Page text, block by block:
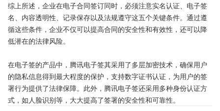
综上所述，企业在电子合同签订同时，必须注意实名认证、电子签
名、内容透明性、记录保存以及法规遵守这五个关键条件。通过遵
循这些条件，企业不仅可以提高合同的安全性和有效性，还可以降
低潜在的法律风险。
在电子签的产品中，腾讯电子签其采用了多层加密技术，确保用户
的隐私信息得到最大程度的保护，支持数字证书认证，为用户的签
署行为提供了法律保障。此外，腾讯电子签还采用多种身份认证方
式，如人脸识别等，大大提高了签署的安全性和可靠性。